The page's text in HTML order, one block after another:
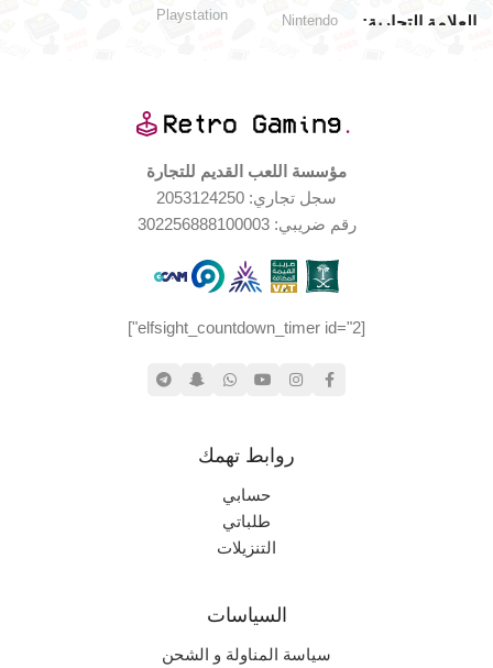
العلامة التجارية Nintendo
جيدة جدا
Playstation
منصات اللعب المدعومة
PSP
الندرة
حالة المنتج
مؤسسة اللعب القديم للتجارة
سجل تجاري: 2053124250
رقم ضريبي: 302256888100003
[elfsight_countdown_timer id="2"]
روابط تهمك
حسابي
طلباتي
التنزيلات
السياسات
سياسة المناولة و الشحن